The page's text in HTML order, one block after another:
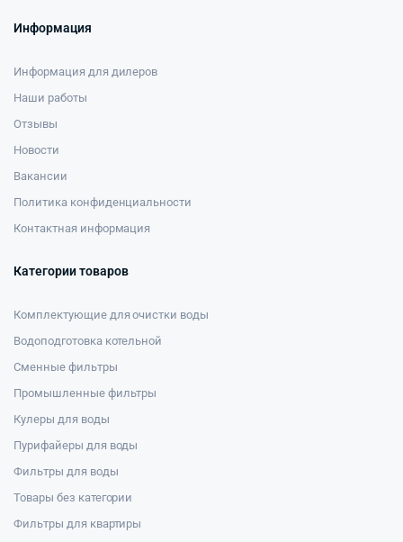
Информация
Информация для дилеров
Наши работы
Отзывы
Новости
Вакансии
Политика конфиденциальности
Контактная информация
Категории товаров
Комплектующие для очистки воды
Водоподготовка котельной
Сменные фильтры
Промышленные фильтры
Кулеры для воды
Пурифайеры для воды
Фильтры для воды
Товары без категории
Фильтры для квартиры